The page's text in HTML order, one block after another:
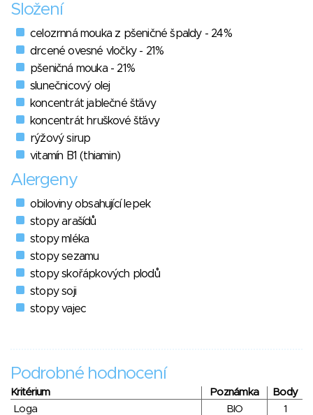
Složení
celozrnná mouka z pšeničné špaldy - 24%
drcené ovesné vločky - 21%
pšeničná mouka - 21%
slunečnicový olej
koncentrát jablečné šťávy
koncentrát hruškové šťávy
rýžový sirup
vitamín B1 (thiamin)
Alergeny
obiloviny obsahující lepek
stopy arašídů
stopy mléka
stopy sezamu
stopy skořápkových plodů
stopy soji
stopy vajec
Podrobné hodnocení
Kritérium Poznámka
Body
Loga
BIO
1